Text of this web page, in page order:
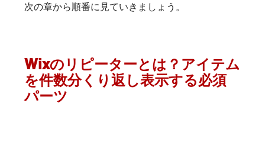
次の章から順番に見ていきましょう。
Wixのリピーターとは？アイテム
を件数分くり返し表示する必須
パーツ